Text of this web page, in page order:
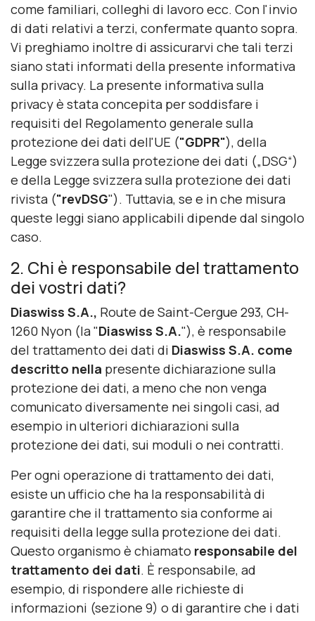
come familiari, colleghi di lavoro ecc. Con l'invio
di dati relativi a terzi, confermate quanto sopra.
Vi preghiamo inoltre di assicurarvi che tali terzi
siano stati informati della presente informativa
sulla privacy. La presente informativa sulla
privacy è stata concepita per soddisfare i
requisiti del Regolamento generale sulla
protezione dei dati dell'UE ("GDPR"), della
Legge svizzera sulla protezione dei dati („DSG“)
e della Legge svizzera sulla protezione dei dati
rivista ("revDSG"). Tuttavia, se e in che misura
queste leggi siano applicabili dipende dal singolo
caso.
2. Chi è responsabile del trattamento
dei vostri dati?
Diaswiss S.A., Route de Saint-Cergue 293, CH-
1260 Nyon (la "Diaswiss S.A."), è responsabile
del trattamento dei dati di Diaswiss S.A. come
descritto nella presente dichiarazione sulla
protezione dei dati, a meno che non venga
comunicato diversamente nei singoli casi, ad
esempio in ulteriori dichiarazioni sulla
protezione dei dati, sui moduli o nei contratti.
Per ogni operazione di trattamento dei dati,
esiste un ufficio che ha la responsabilità di
garantire che il trattamento sia conforme ai
requisiti della legge sulla protezione dei dati.
Questo organismo è chiamato responsabile del
trattamento dei dati. È responsabile, ad
esempio, di rispondere alle richieste di
informazioni (sezione 9) o di garantire che i dati